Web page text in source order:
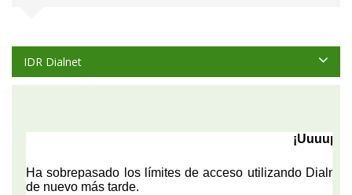
IDR Dialnet